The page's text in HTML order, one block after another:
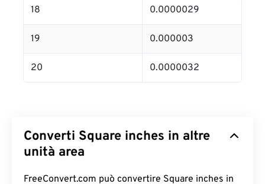
18 0.0000029
19 0.000003
20 0.0000032
Converti Square inches in altre
unità area
FreeConvert.com può convertire Square inches in